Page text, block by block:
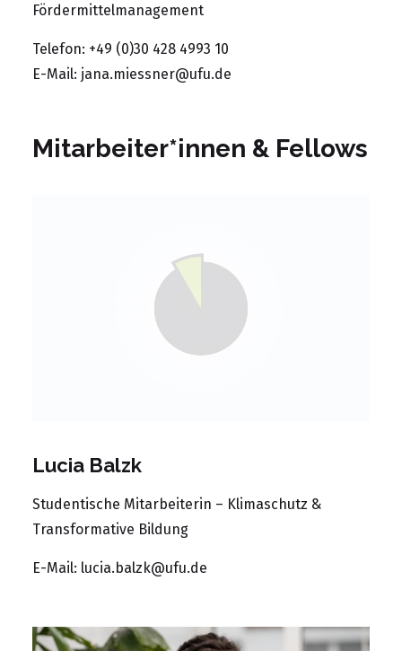
Fördermittelmanagement
Telefon: +49 (0)30 428 4993 10
E-Mail: jana.miessner@ufu.de
Mitarbeiter*innen & Fellows
Lucia Balzk
Studentische Mitarbeiterin – Klimaschutz &
Transformative Bildung
E-Mail: lucia.balzk@ufu.de